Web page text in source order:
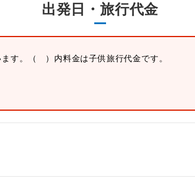
出発日・旅行代金
す。
（ ）内料金は子供旅行代金です。